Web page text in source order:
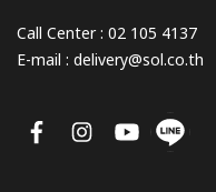
Call Center : 02 105 4137
E-mail : delivery@sol.co.th